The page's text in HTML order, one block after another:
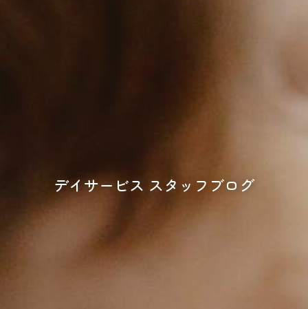
デイサービス スタッフブログ